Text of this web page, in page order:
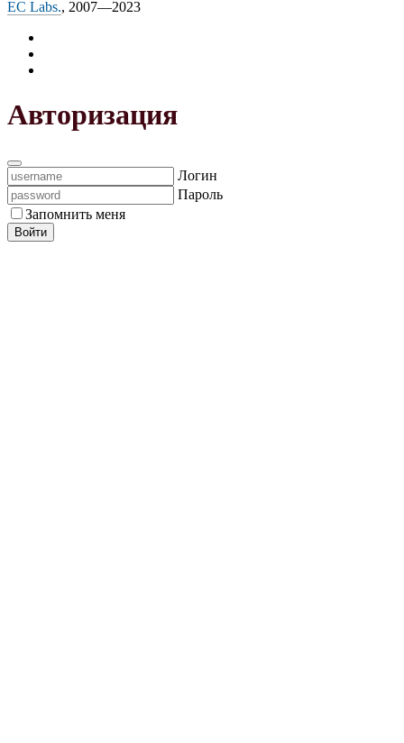
EC Labs., 2007—2023
Авторизация
Логин
Пароль
Запомнить меня
Войти